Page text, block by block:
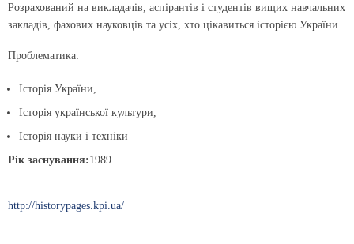
Розрахований на викладачів, аспірантів і студентів вищих навчальних
закладів, фахових науковців та усіх, хто цікавиться історією України.
Проблематика:
Історія України,
Історія української культури,
Історія науки і техніки
Рік заснування:1989
http://historypages.kpi.ua/